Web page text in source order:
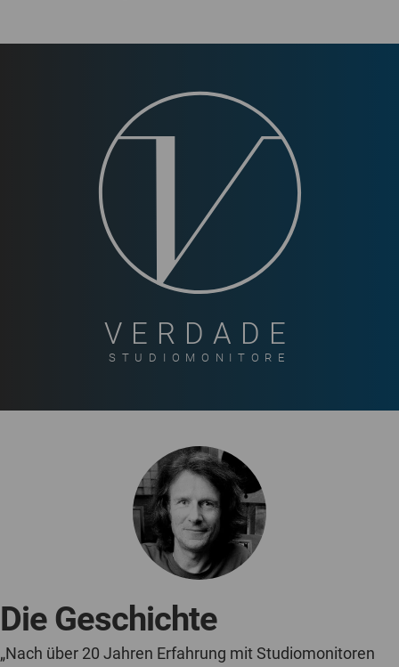
VERDADE
STUDIOMONITORE
Die Geschichte
„Nach über 20 Jahren Erfahrung mit Studiomonitoren